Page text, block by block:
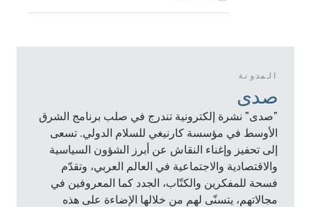
المدونة
صدى
"صدى" نشرة إلكترونية تندرج في صلب برنامج الشرق
الأوسط في مؤسسة كارنيغي للسلام الدولي. تسعى
إلى تحفيز وإغناء النقاش عن أبرز الشؤون السياسية
والاقتصادية والاجتماعية في العالم العربي، وتقدّم
فسحة للمفكرين والكتّاب، الجدد كما المعروفين في
مجالاتهم، يتسنّى لهم من خلالها الإضاءة على هذه